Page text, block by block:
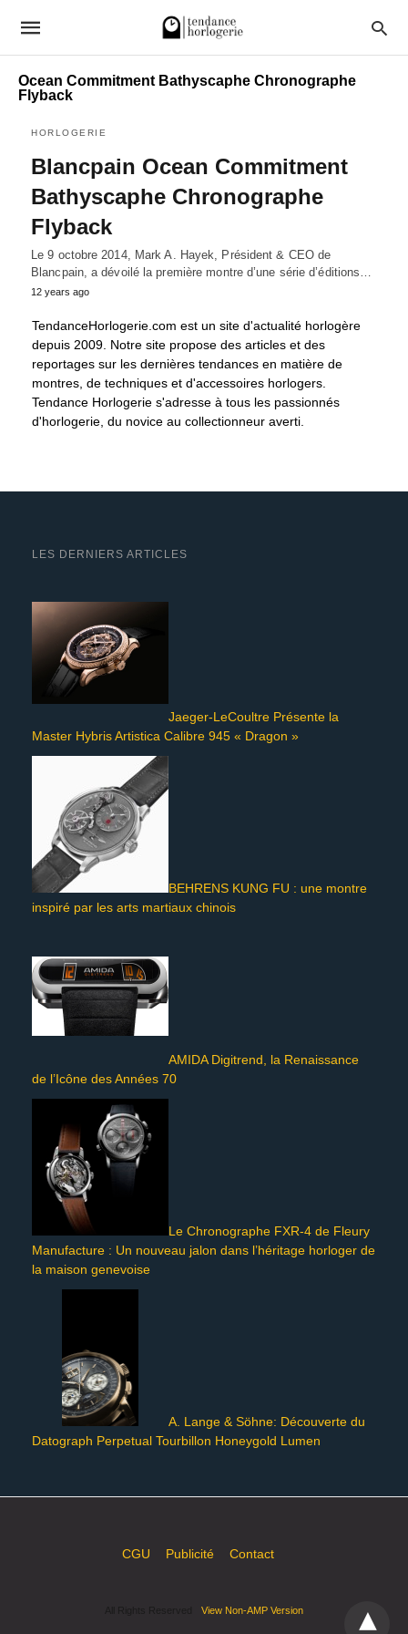
Ocean Commitment Bathyscaphe Chronographe
Flyback
HORLOGERIE
Blancpain Ocean Commitment
Bathyscaphe Chronographe
Flyback
Le 9 octobre 2014, Mark A. Hayek, Président & CEO de
Blancpain, a dévoilé la première montre d’une série d’éditions…
12 years ago
TendanceHorlogerie.com est un site d'actualité horlogère
depuis 2009. Notre site propose des articles et des
reportages sur les dernières tendances en matière de
montres, de techniques et d'accessoires horlogers.
Tendance Horlogerie s'adresse à tous les passionnés
d'horlogerie, du novice au collectionneur averti.
LES DERNIERS ARTICLES
Jaeger-LeCoultre Présente la
Master Hybris Artistica Calibre 945 « Dragon »
BEHRENS KUNG FU : une montre
inspiré par les arts martiaux chinois
AMIDA Digitrend, la Renaissance
de l’Icône des Années 70
Le Chronographe FXR-4 de Fleury
Manufacture : Un nouveau jalon dans l’héritage horloger de
la maison genevoise
A. Lange & Söhne: Découverte du
Datograph Perpetual Tourbillon Honeygold Lumen
CGU Publicité Contact
View Non-AMP Version